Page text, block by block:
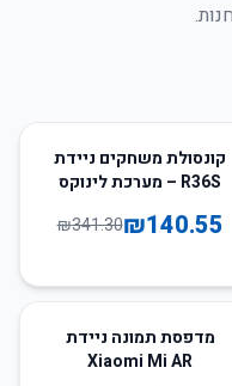
59
קונסולת משחקים ניידת
R36S – מערכת לינוקס
₪140.55
₪341.30
50מדפסת תמונה ניידת
Xiaomi Mi AR